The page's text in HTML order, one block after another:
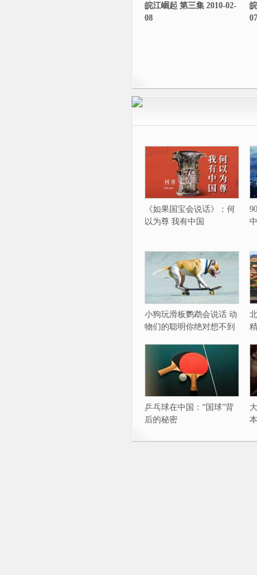
皖江崛起 第三集 2010-02-
08
07
《如果国宝会说话》：何
以为尊 我有中国
小狗玩滑板鹦鹉会说话 动
物们的聪明你绝对想不到
乒乓球在中国：“国球”背
后的秘密